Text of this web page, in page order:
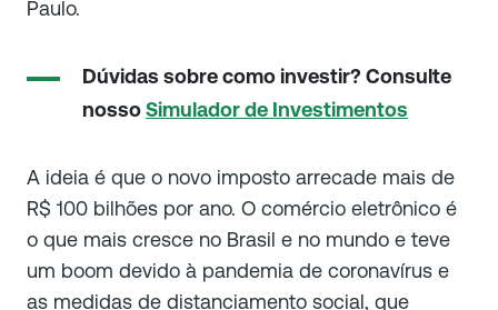
Paulo.
Dúvidas sobre como investir? Consulte
nossoSimulador de Investimentos
A ideia é que o novo imposto arrecade mais de
R$ 100 bilhões por ano. O comércio eletrônico é
o que mais cresce no Brasil e no mundo e teve
um boom devido à pandemia de coronavírus e
as medidas de distanciamento social, que